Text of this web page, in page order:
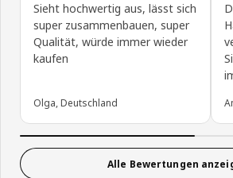
Sieht hochwertig aus, lässt sich
super zusammenbauen, super
Qualität, würde immer wieder
kaufen
Olga, Deutschland
Alle Bewertungen